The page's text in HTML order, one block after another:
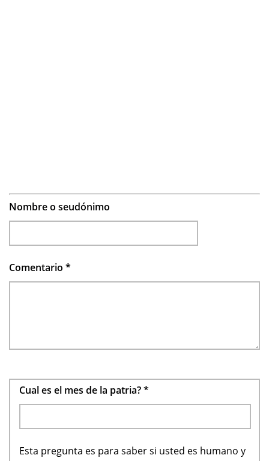
Nombre o seudónimo
Comentario *
Cual es el mes de la patria?*
Esta pregunta es para saber si usted es humano y